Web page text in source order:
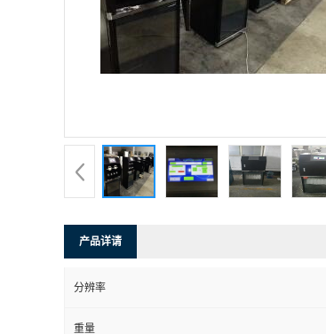
产品详请
分辨率
重量